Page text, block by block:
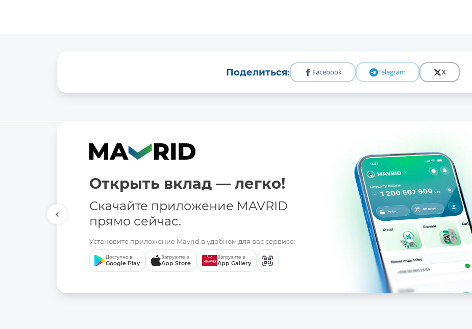
Поделиться: Facebook Telegram X
Открыть вклад — легко!
Скачайте приложение MAVRID
прямо сейчас.
Установите приложение Mavrid в удобном для вас сервисе:
Доступно в
Google Play
Загрузите в
App Store
Загрузите в
App Gallery